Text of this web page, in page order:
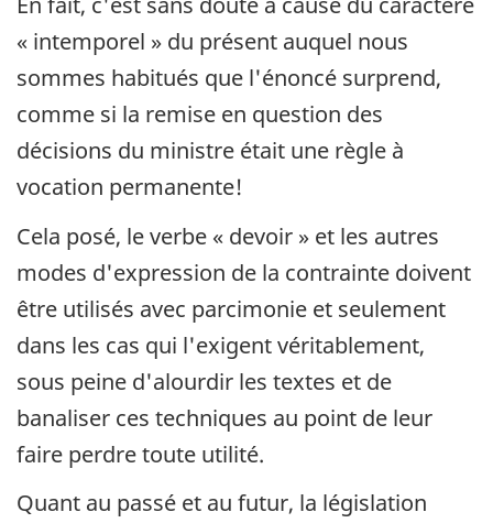
« intemporel » du présent auquel nous
sommes habitués que l'énoncé surprend,
comme si la remise en question des
décisions du ministre était une règle à
vocation permanente!
Cela posé, le verbe « devoir » et les autres
modes d'expression de la contrainte doivent
être utilisés avec parcimonie et seulement
dans les cas qui l'exigent véritablement,
sous peine d'alourdir les textes et de
banaliser ces techniques au point de leur
faire perdre toute utilité.
Quant au passé et au futur, la législation